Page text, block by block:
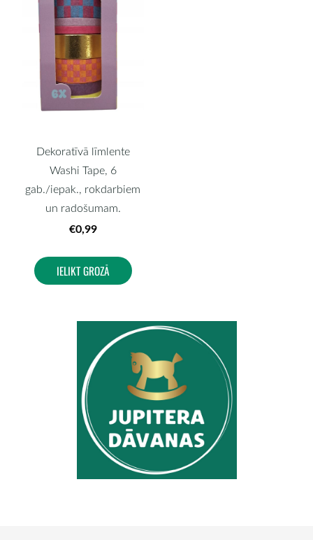
Dekoratīvā līmlente
Washi Tape, 6
gab./iepak., rokdarbiem
un radošumam.
€0,99
IELIKT GROZĀ